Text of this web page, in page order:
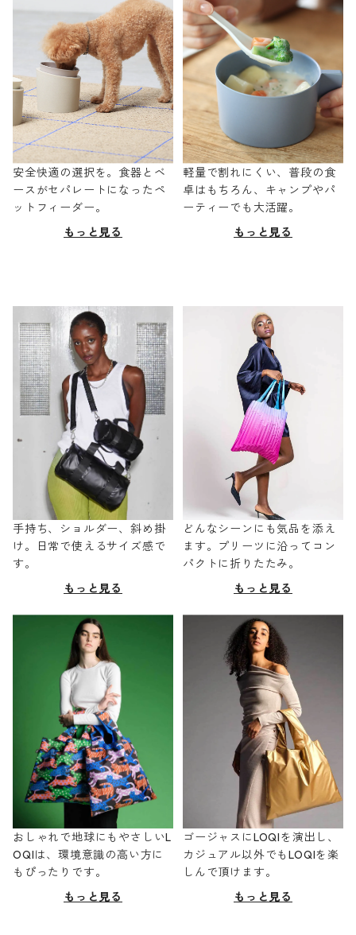
安全快適の選択を。食器とベ
ースがセパレートになったペ
ットフィーダー。
もっと見る
軽量で割れにくい、普段の食
卓はもちろん、キャンプやパ
ーティーでも大活躍。
もっと見る
手持ち、ショルダー、斜め掛
け。日常で使えるサイズ感で
す。
もっと見る
どんなシーンにも気品を添え
ます。プリーツに沿ってコン
パクトに折りたたみ。
もっと見る
おしゃれで地球にもやさしいL
OQIは、環境意識の高い方に
もぴったりです。
もっと見る
ゴージャスにLOQIを演出し、
カジュアル以外でもLOQIを楽
しんで頂けます。
もっと見る